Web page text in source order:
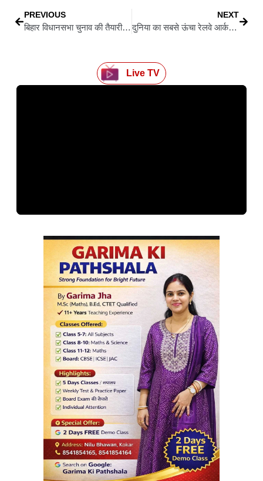
PREVIOUS
बिहार विधानसभा चुनाव की तैयारी: जदयू की रणनीति: 100 से 110 सीटों की दावेदारी
NEXT
दुनिया का सबसे ऊंचा रेलवे आर्क ब्रिज तैयार: कटरा से श्रीनगर तक अब होगी तेज़ यात्रा, चिनाब पर लहराया विकास
Live TV